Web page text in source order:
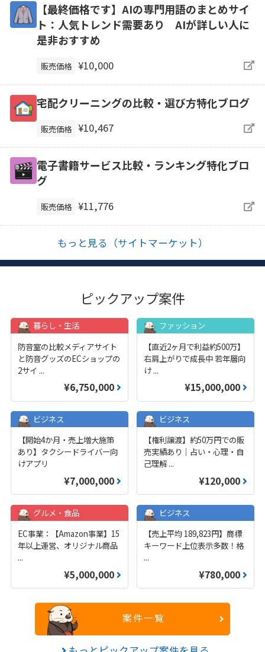
【最終価格です】AIの専門用語のまとめサイ
ト：人気トレンド需要あり AIが詳しい人に
是非おすすめ
販売価格 ¥10,000
宅配クリーニングの比較・選び方特化ブログ
販売価格 ¥10,467
電子書籍サービス比較・ランキング特化ブロ
グ
販売価格 ¥11,776
もっと見る（サイトマーケット）
ピックアップ案件
暮らし・生活
防音室の比較メディアサイト
と防音グッズのECショップの
2サイ ...
¥6,750,000
ファッション
【直近2ヶ月で利益約500万】
右肩上がりで成長中 若年層向
け...
¥15,000,000
ビジネス
【開始4か月・売上増大施策
あり】タクシードライバー向
けアプリ
¥7,000,000
ビジネス
【権利譲渡】約50万円での販
売実績あり｜占い・心理・自
己理解...
¥120,000
グルメ・食品
EC事業：【Amazon事業】15
年以上運営、オリジナル商品
...
¥5,000,000
ビジネス
【売上平均 189,823円】商標
キーワード上位表示多数！格
...
¥780,000
案件一覧